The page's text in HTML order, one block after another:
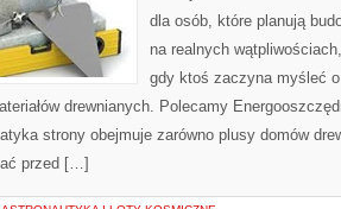
dla osób, które planują
na realnych
gdy ktoś zaczyna myśleć o
drewnianych. Polecamy
strony obejmuje zarówno plusy domów
przed […]